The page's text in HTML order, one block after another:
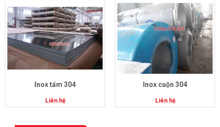
Inox tấm 304
Liên hệ
Inox cuộn 304
Liên hệ